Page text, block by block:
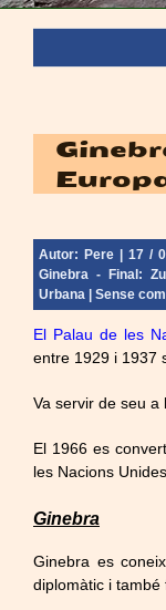
Autor: Pere| 17 /
Ginebra - Final:
Urbana
Sense
El Palau de les
entre 1929 i 1937
Va servir de seu a
El 1966 es
les Nacions
Ginebra
Ginebra es
diplomàtic i també